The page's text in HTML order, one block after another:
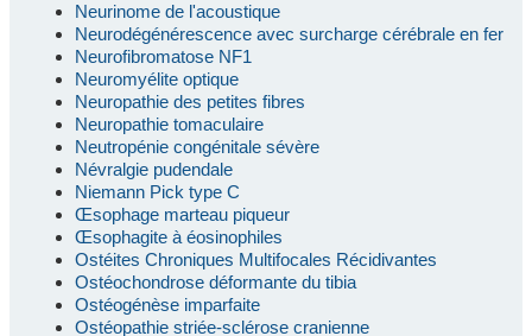
Neurinome de l'acoustique
Neurodégénérescence avec surcharge cérébrale en fer
Neurofibromatose NF1
Neuromyélite optique
Neuropathie des petites fibres
Neuropathie tomaculaire
Neutropénie congénitale sévère
Névralgie pudendale
Niemann Pick type C
Œsophage marteau piqueur
Œsophagite à éosinophiles
Ostéites Chroniques Multifocales Récidivantes
Ostéochondrose déformante du tibia
Ostéogénèse imparfaite
Ostéopathie striée-sclérose cranienne